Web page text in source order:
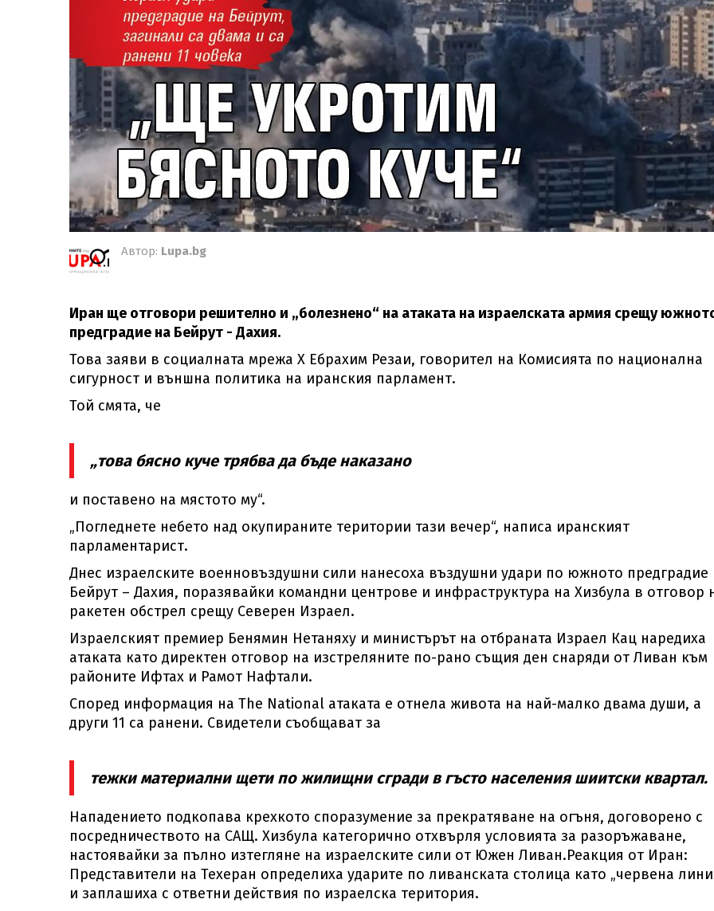
Автор: Lupa.bg
Иран ще отговори решително и „болезнено“ на атаката на израелската армия срещу
предградие на Бейрут - Дахия.
Това заяви в социалната мрежа X Ебрахим Резаи, говорител на Комисията по национална
сигурност и външна политика на иранския парламент.
Той смята, че
„това бясно куче трябва да бъде наказано
и поставено на мястото му“.
„Погледнете небето над окупираните територии тази вечер“, написа иранският
парламентарист.
Днес израелските военновъздушни сили нанесоха въздушни удари по южното предградие
Бейрут – Дахия, поразявайки командни центрове и инфраструктура на Хизбула в отговор
ракетен обстрел срещу Северен Израел.
Израелският премиер Бенямин Нетаняху и министърът на отбраната Израел Кац наредиха
атаката като директен отговор на изстреляните по-рано същия ден снаряди от Ливан към
районите Ифтах и Рамот Нафтали.
Според информация на The National атаката е отнела живота на най-малко двама души, а
други 11 са ранени. Свидетели съобщават за
тежки материални щети по жилищни сгради в гъсто населения шиитски квартал.
Нападението подкопава крехкото споразумение за прекратяване на огъня, договорено с
посредничеството на САЩ. Хизбула категорично отхвърля условията за разоръжаване,
настоявайки за пълно изтегляне на израелските сили от Южен Ливан.Реакция от Иран:
Представители на Техеран определиха ударите по ливанската столица като „червена
и заплашиха с ответни действия по израелска територия.